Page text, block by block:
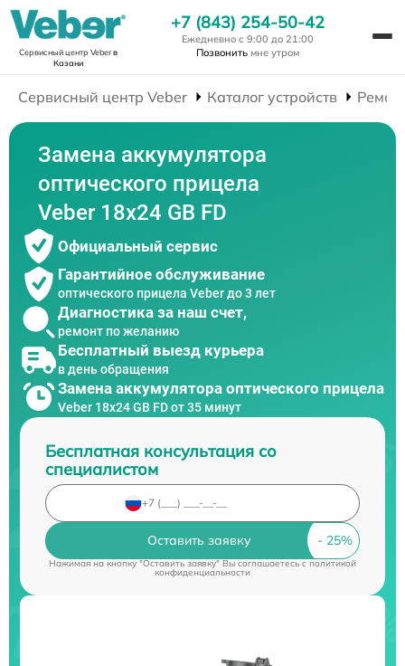
Сервисный центр Veberв
Казани
+7 (843) 254-50-42
Ежедневно с 9:00 до 21:00
Позвонить мне утром
Сервисный центр Veber Каталог устройств
Замена аккумулятора
оптического прицела
Veber 18x24 GB FD
Официальный сервис
Гарантийное обслуживание
оптического прицела Veber до 3 лет
Диагностика за наш счет,
ремонт по желанию
Бесплатный выезд курьера
в день обращения
Замена аккумулятора оптического прицела
Veber 18x24 GB FD от 35 минут
Бесплатная консультация со
специалистом
Оставить заявку
Нажимая на кнопку "Оставить заявку" Вы соглашаетесь cполитикой
конфиденциальности